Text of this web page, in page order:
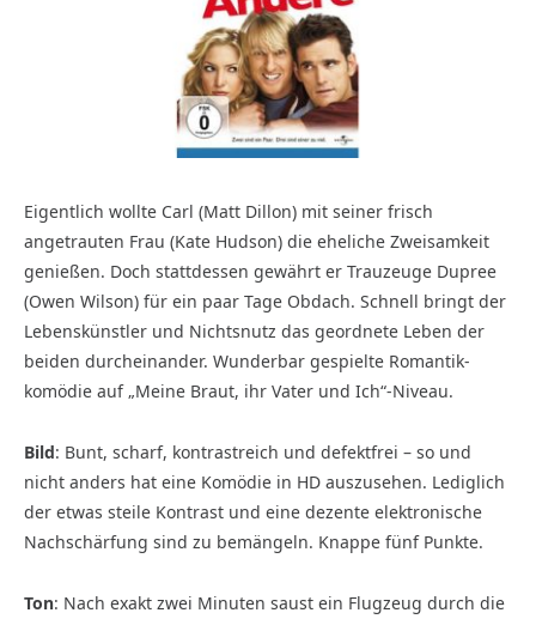
Eigentlich wollte Carl (Matt Dillon) mit seiner frisch
angetrauten Frau (Kate Hudson) die eheliche Zwei­samkeit
genießen. Doch stattdessen gewährt er Trauzeuge Dupree
(Owen Wilson) für ein paar Tage Obdach. Schnell bringt der
Lebenskünstler und Nichtsnutz das geordnete Leben der
beiden durcheinander. Wunderbar gespielte Romantik­
komödie auf „Meine Braut, ihr Vater und Ich“-Niveau.
Bild: Bunt, scharf, kontrastreich und defektfrei – so und
nicht anders hat eine Komödie in HD auszusehen. Lediglich
der etwas steile Kontrast und eine dezente elektronische
Nachschärfung sind zu bemängeln. Knappe fünf Punkte.
Ton: Nach exakt zwei Minuten saust ein Flugzeug durch die